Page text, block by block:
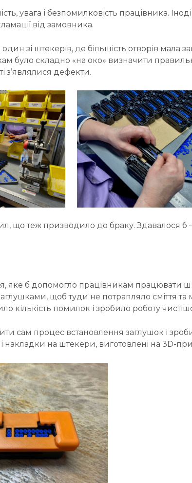
увага і безпомилковість працівника.
від замовника.
зі штекерів, де більшість отворів мала
було складно «на око» визначити
з’являлися дефекти.
що теж призводило до браку. Здавалося б
яке б допомогло працівникам працювати
щоб туди не потрапляло сміття
кількість помилок і зробило роботу
процес встановлення заглушок і
накладки на штекери, виготовлені на 3D-